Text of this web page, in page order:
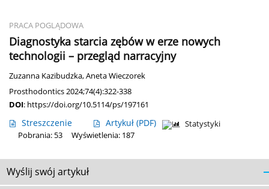
PRACA POGLĄDOWA
Diagnostyka starcia zębów w erze nowych
technologii – przegląd narracyjny
Zuzanna Kazibudzka,Aneta Wieczorek
Prosthodontics 2024;74(4):322-338
DOI: https://doi.org/10.5114/ps/197161
Streszczenie Artykuł (PDF)
Statystyki
Pobrania: 53
Wyświetlenia: 187
Wyślij swój artykuł